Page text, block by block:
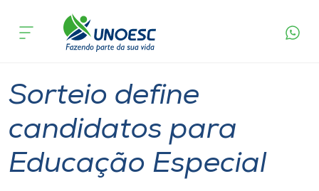
Cursos
Atendimento ao Estudante
acontece
Sorteio define
candidatos para
Educação Especial